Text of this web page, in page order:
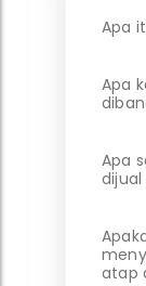
Apa
Apa
Apa
atap